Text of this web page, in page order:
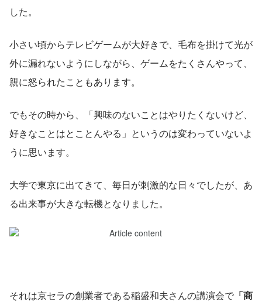
した。
小さい頃からテレビゲームが大好きで、毛布を掛けて光が
外に漏れないようにしながら、ゲームをたくさんやって、
親に怒られたこともあります。
でもその時から、「興味のないことはやりたくないけど、
好きなことはとことんやる」というのは変わっていないよ
うに思います。
大学で東京に出てきて、毎日が刺激的な日々でしたが、あ
る出来事が大きな転機となりました。
それは京セラの創業者である稲盛和夫さんの講演会で 「商